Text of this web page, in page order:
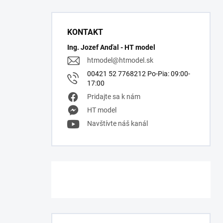
KONTAKT
Ing. Jozef Anďal - HT model
htmodel@htmodel.sk
00421 52 7768212 Po-Pia: 09:00-
17:00
Pridajte sa k nám
HT model
Navštívte náš kanál